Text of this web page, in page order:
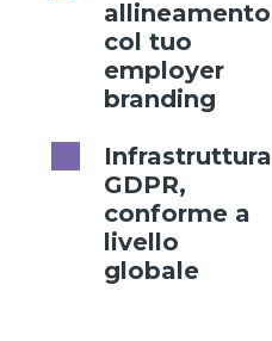
allineamento
col tuo
employer
branding
Infrastruttura
GDPR,
conforme a
livello
globale